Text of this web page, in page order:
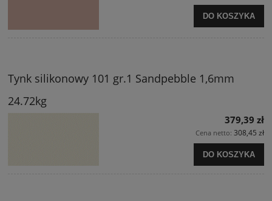
DO KOSZYKA
Tynk silikonowy 101 gr.1 Sandpebble 1,6mm
24.72kg
379,39 zł
Cena netto: 308,45 zł
DO KOSZYKA